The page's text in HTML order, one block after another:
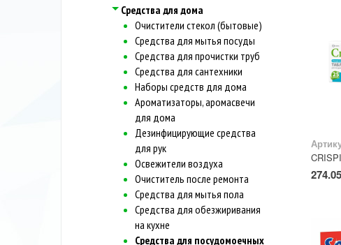
Средства для дома
Очистители стекол (бытовые)
Средства для мытья посуды
Средства для прочистки труб
Средства для сантехники
Наборы средств для дома
Ароматизаторы, аромасвечи
для дома
Дезинфицирующие средства
для рук
Освежители воздуха
Очиститель после ремонта
Средства для мытья пола
Средства для обезжиривания
на кухне
Средства для посудомоечных